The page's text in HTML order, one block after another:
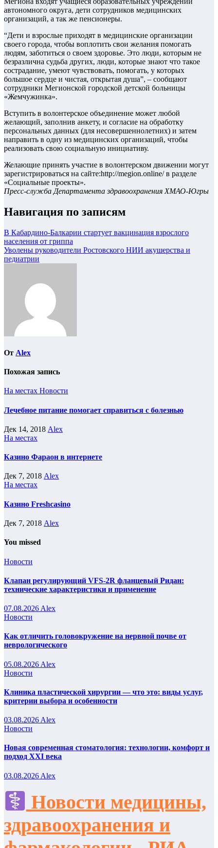
автономного округа, дети сотрудников медицинских
организаций, а так же пенсионеры.
“Дети и взрослые приходят в медицинские организации
своего города, чтобы воплотить свои желания помогать
людям, заботиться о своем здоровье. Это люди, которым не
безразлична судьба других, люди, которые знают что такое
сострадание, умеют чувствовать, помогать, у которых
большое сердце и чистая, открытая душа”, – сообщают
сотрудники Мегионской городской детской больницы
«Жемчужинка».
Вступить в волонтерское объединение может любой
желающий, заполнив анкету, и согласие на обработку
персональных данных (для несовершеннолетних) и затем
направить в одну из медицинских организаций, чтобы
реализовать свою социальную инициативу.
Желающие принять участие в волонтерском движении могут
зарегистрироваться на сайте:http://megion.online/ в разделе
«Социальные проекты».
Пресс-служба Департамента здравоохранения ХМАО-Югры
Навигация по записям
В Кабардино-Балкарии стартует вакцинация взрослого
населения от гриппа
Уволены руководители Ростовского НИИ акушерства и
педиатрии
От Alex
Похожая запись
На местах Новости
Лечебное питание помогает справиться с болезнью
Дек 14, 2018 Alex
На местах
Казино Фараон в интернете
Дек 7, 2018 Alex
На местах
Казино Freshcasino
Дек 7, 2018 Alex
You missed
Новости
Клапан регулирующий VFS-2R фланцевый Ридан:
технические характеристики и применение
07.08.2026 Alex
Новости
Как отличить головокружение на нервной почве от
неврологического
05.08.2026 Alex
Новости
Клиника пластической хирургии — что это: виды услуг,
критерии выбора и особенности
03.08.2026 Alex
Новости
Новая современная стоматология: технологии, комфорт и
подход XXI века
03.08.2026 Alex
Новости медицины,
здравоохранения и